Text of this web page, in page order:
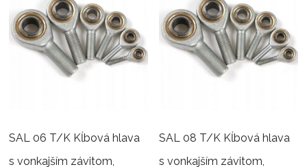
SAL 06 T/K Kĺbová hlava
s vonkajším závitom,
SAL 08 T/K Kĺbová hlava
s vonkajším závitom,